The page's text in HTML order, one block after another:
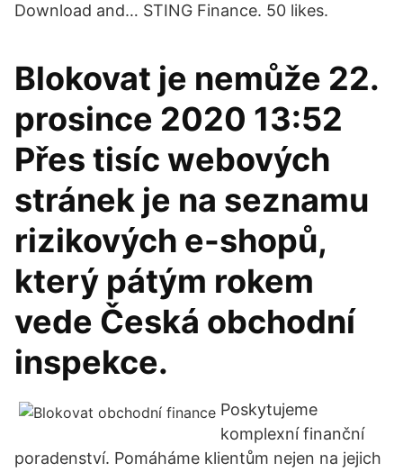
Download and… STING Finance. 50 likes.
Blokovat je nemůže 22.
prosince 2020 13:52
Přes tisíc webových
stránek je na seznamu
rizikových e-shopů,
který pátým rokem
vede Česká obchodní
inspekce.
Poskytujeme
komplexní finanční
poradenství. Pomáháme klientům nejen na jejich